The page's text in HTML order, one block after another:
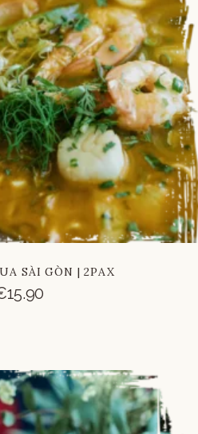
SÀI GÒN | 2PAX
15.90